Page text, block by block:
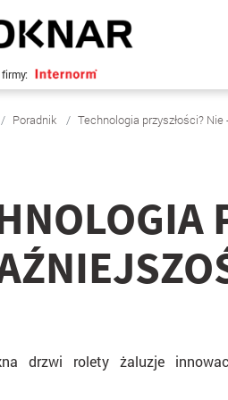
Poradnik Technologia przyszłości?
drzwi rolety żaluzje